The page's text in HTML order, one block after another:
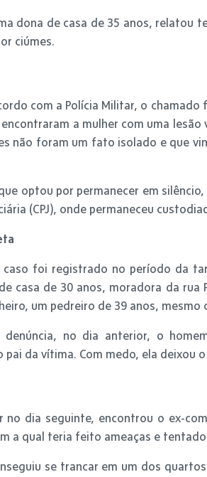
dona de casa de 35 anos, relatou
ciúmes.
com a Polícia Militar, o
a mulher com uma
não foram um fato isolado e que
optou por permanecer em
(CPJ), onde permaneceu
caso foi registrado no período da
casa de 30 anos, moradora da
um pedreiro de 39 anos,
denúncia, no dia anterior, o
pai da vítima. Com medo, ela deixou
no dia seguinte, encontrou o ex-
a qual teria feito ameaças e
se trancar em um dos